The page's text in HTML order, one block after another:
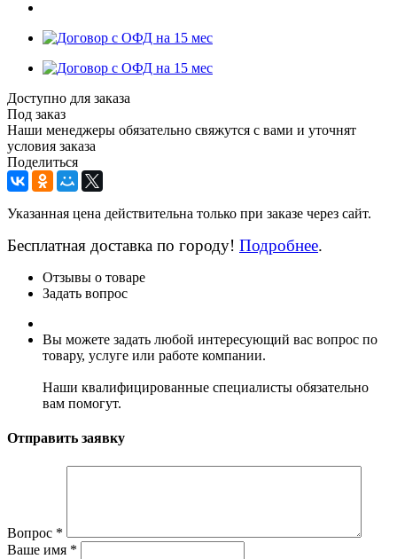
Доступно для заказа
Под заказ
Наши менеджеры обязательно свяжутся с вами и уточнят
условия заказа
Поделиться
Указанная цена действительна только при заказе через сайт.
Бесплатная доставка по городу! Подробнее.
Отзывы о товаре
Задать вопрос
Вы можете задать любой интересующий вас вопрос по
товару, услуге или работе компании.
Наши квалифицированные специалисты обязательно
вам помогут.
Отправить заявку
Вопрос *
Ваше имя *